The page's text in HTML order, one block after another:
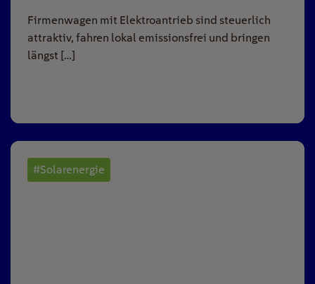
Firmenwagen mit Elektroantrieb sind steuerlich
attraktiv, fahren lokal emissionsfrei und bringen
längst […]
#Solarenergie